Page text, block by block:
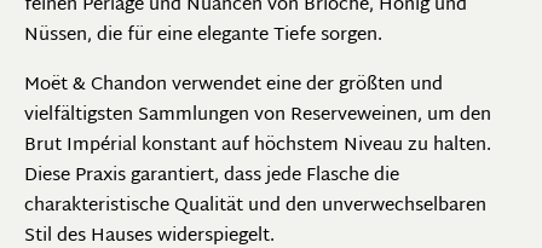
Nüssen, die für eine elegante Tiefe sorgen.
Moët & Chandon verwendet eine der größten und
vielfältigsten Sammlungen von Reserveweinen, um den
Brut Impérial konstant auf höchstem Niveau zu halten.
Diese Praxis garantiert, dass jede Flasche die
charakteristische Qualität und den unverwechselbaren
Stil des Hauses widerspiegelt.